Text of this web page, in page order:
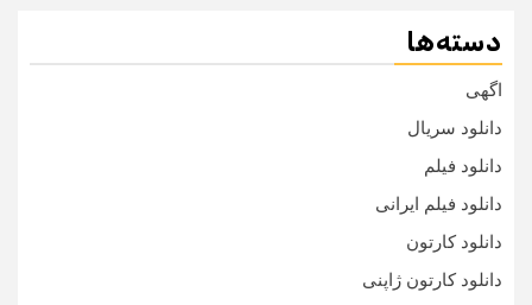
دسته‌ها
اگهی
دانلود سریال
دانلود فیلم
دانلود فیلم ایرانی
دانلود کارتون
دانلود کارتون ژاپنی